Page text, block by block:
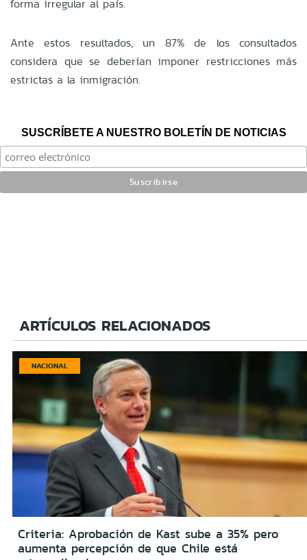
forma irregular al país.
Ante estos resultados, un 87% de los consultados
considera que se deberían imponer restricciones más
estrictas a la inmigración.
SUSCRÍBETE A NUESTRO BOLETÍN DE NOTICIAS
ARTÍCULOS RELACIONADOS
NACIONAL
Criteria: Aprobación de Kast sube a 35% pero
aumenta percepción de que Chile está